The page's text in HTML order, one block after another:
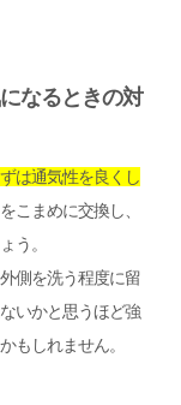
なるときの対
は通気性を良くし
こまめに交換し、
う。
側を洗う程度に留
いかと思うほど強
もしれません。